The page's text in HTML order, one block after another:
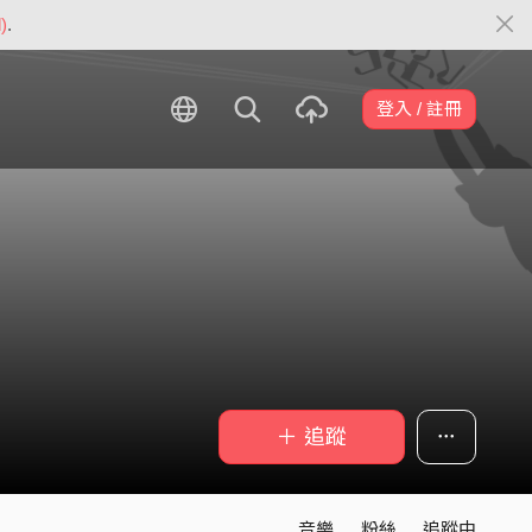
.
登入 / 註冊
＋ 追蹤